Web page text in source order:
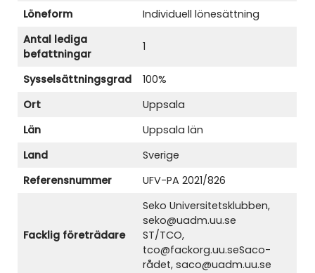
Löneform
Individuell lönesättning
Antal lediga
befattningar
1
Sysselsättningsgrad
100%
Ort
Uppsala
Län
Uppsala län
Land
Sverige
Referensnummer
UFV-PA 2021/826
Facklig företrädare
Seko Universitetsklubben,
seko@uadm.uu.se
ST/TCO,
tco@fackorg.uu.seSaco-
rådet, saco@uadm.uu.se